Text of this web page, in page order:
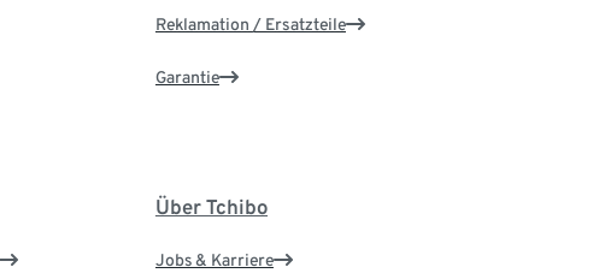
Reklamation / Ersatzteile
Garantie
Über Tchibo
Jobs & Karriere